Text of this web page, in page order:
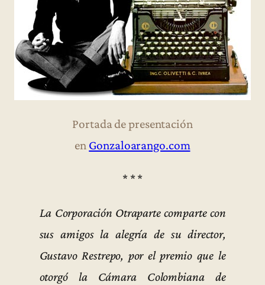
Portada de presentación
en Gonzaloarango.com
* * *
La Corporación Otraparte comparte con
sus amigos la alegría de su director,
Gustavo Restrepo, por el premio que le
otorgó la Cámara Colombiana de